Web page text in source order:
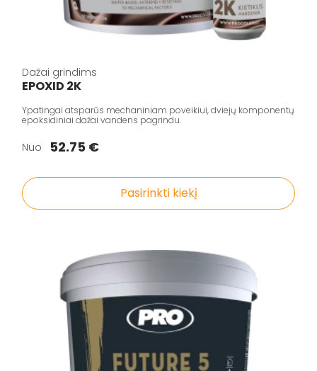
Dažai grindims
EPOXID 2K
Ypatingai atsparūs mechaniniam poveikiui, dviejų komponentų
epoksidiniai dažai vandens pagrindu.
Nuo 52.75 €
Pasirinkti kiekį